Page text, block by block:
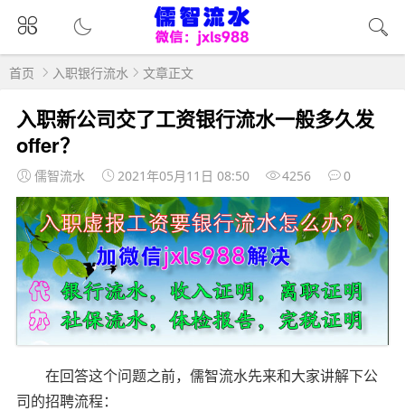
首页 入职银行流水 文章正文
入职新公司交了工资银行流水一般多久发
offer？
儒智流水 2021年05月11日 08:50 4256 0
在回答这个问题之前，儒智流水先来和大家讲解下公
司的招聘流程：